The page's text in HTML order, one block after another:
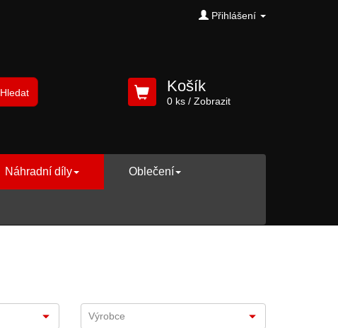
Přihlášení
Hledat Košík
0 ks/ Zobrazit
Náhradní díly Oblečení